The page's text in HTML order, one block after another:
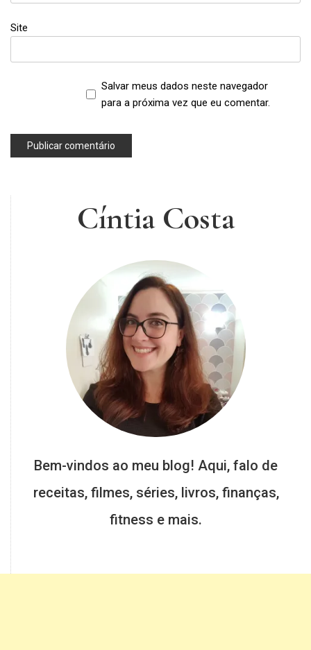
Site
Salvar meus dados neste navegador
para a próxima vez que eu comentar.
Cíntia Costa
Bem-vindos ao meu blog! Aqui, falo de
receitas, filmes, séries, livros, finanças,
fitness e mais.